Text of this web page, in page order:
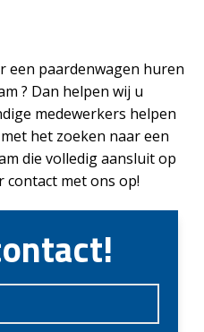
een paardenwagen huren
? Dan helpen wij u
medewerkers helpen
het zoeken naar een
die volledig aansluit op
contact met ons op!